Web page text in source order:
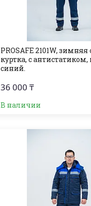
PROSAFE 2101W,
куртка, с
синий.
36 000 ₸
В наличии